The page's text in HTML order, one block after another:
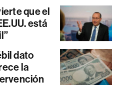
que el
está
dato
la